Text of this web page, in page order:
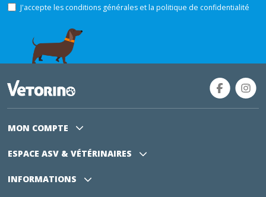
J'accepte les conditions générales et la politique de confidentialité
MON COMPTE
ESPACE ASV & VÉTÉRINAIRES
INFORMATIONS